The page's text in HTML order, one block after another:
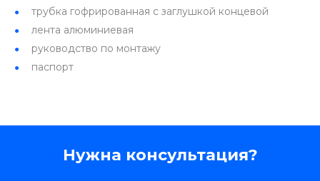
трубка гофрированная с заглушкой концевой
лента алюминиевая
руководство по монтажу
паспорт
Нужна консультация?